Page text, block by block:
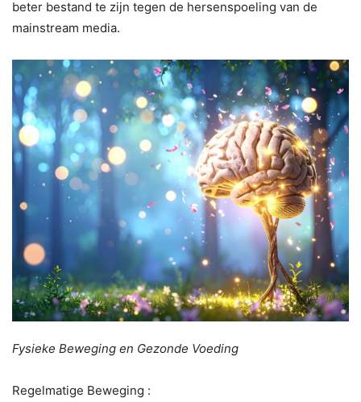
beter bestand te zijn tegen de hersenspoeling van de
mainstream media.
Fysieke Beweging en Gezonde Voeding
Regelmatige Beweging :